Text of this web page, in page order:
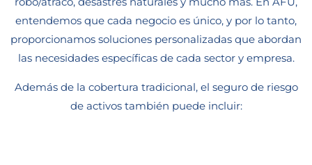
entendemos que cada negocio es único, y por lo tanto,
proporcionamos soluciones personalizadas que abordan
las necesidades específicas de cada sector y empresa.
Además de la cobertura tradicional, el seguro de riesgo
de activos también puede incluir: